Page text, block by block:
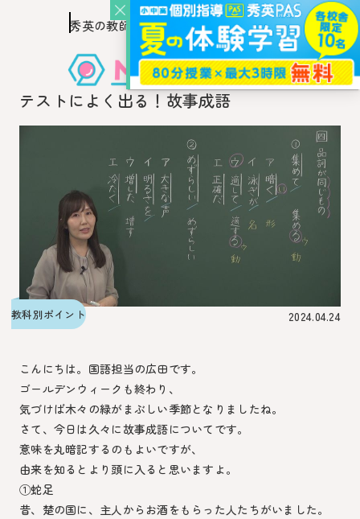
このページの本文へ移動
秀英の教師を知り、
秀英の教師から教わるウェブ・メディア
テストによく出る！故事成語
教科別ポイント 2024.04.24
こんにちは。国語担当の広田です。
ゴールデンウィークも終わり、
気づけば木々の緑がまぶしい季節となりましたね。
さて、今日は久々に故事成語についてです。
意味を丸暗記するのもよいですが、
由来を知るとより頭に入ると思いますよ。
①蛇足
昔、楚の国に、主人からお酒をもらった人たちがいました。